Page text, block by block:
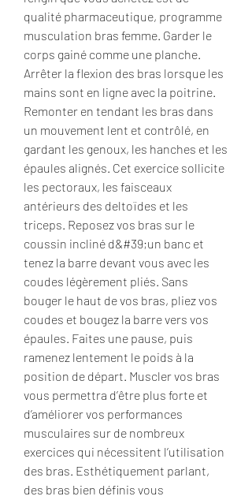
qualité pharmaceutique, programme
musculation bras femme. Garder le
corps gainé comme une planche.
Arrêter la flexion des bras lorsque les
mains sont en ligne avec la poitrine.
Remonter en tendant les bras dans
un mouvement lent et contrôlé, en
gardant les genoux, les hanches et les
épaules alignés. Cet exercice sollicite
les pectoraux, les faisceaux
antérieurs des deltoïdes et les
triceps. Reposez vos bras sur le
coussin incliné d&#39;un banc et
tenez la barre devant vous avec les
coudes légèrement pliés. Sans
bouger le haut de vos bras, pliez vos
coudes et bougez la barre vers vos
épaules. Faites une pause, puis
ramenez lentement le poids à la
position de départ. Muscler vos bras
vous permettra d’être plus forte et
d’améliorer vos performances
musculaires sur de nombreux
exercices qui nécessitent l’utilisation
des bras. Esthétiquement parlant,
des bras bien définis vous